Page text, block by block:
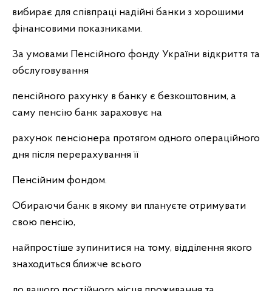
вибирає для співпраці надійні банки з хорошими
фінансовими показниками.
За умовами Пенсійного фонду України відкриття та
обслуговування
пенсійного рахунку в банку є безкоштовним, а
саму пенсію банк зараховує на
рахунок пенсіонера протягом одного операційного
дня після перерахування її
Пенсійним фондом.
Обираючи банк в якому ви плануєте отримувати
свою пенсію,
найпростіше зупинитися на тому, відділення якого
знаходиться ближче всього